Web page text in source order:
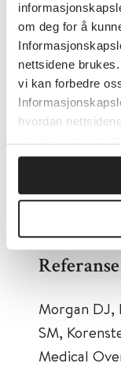
om deg for å
nettsidene
vi kan forbedre
hvordan
mot isjias. I
risiko for
sykehus vil
ofte gi falsk
om
Norsk
lanserte i
«Gjør kloke
Referanse
Morgan DJ,
SM,
Medical